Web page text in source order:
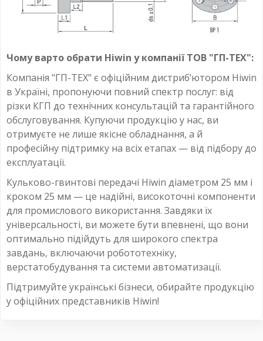
Чому варто обрати Hiwin у компанії ТОВ "ГП-ТЕХ":
Компанія "ГП-ТЕХ" є офіційним дистриб’ютором Hiwin
в Україні, пропонуючи повний спектр послуг: від
різки КГП до технічних консультацій та гарантійного
обслуговування. Купуючи продукцію у нас, ви
отримуєте не лише якісне обладнання, а й
професійну підтримку на всіх етапах — від підбору до
експлуатації.
Кульково-гвинтові передачі Hiwin діаметром 25 мм і
кроком 25 мм — це надійні, високоточні компоненти
для промислового використання. Завдяки їх
універсальності, ви можете бути впевнені, що вони
оптимально підійдуть для широкого спектра
завдань, включаючи робототехніку,
верстатобудування та системи автоматизації.
Підтримуйте українські бізнеси, обирайте продукцію
у офіційних представників Hiwin!